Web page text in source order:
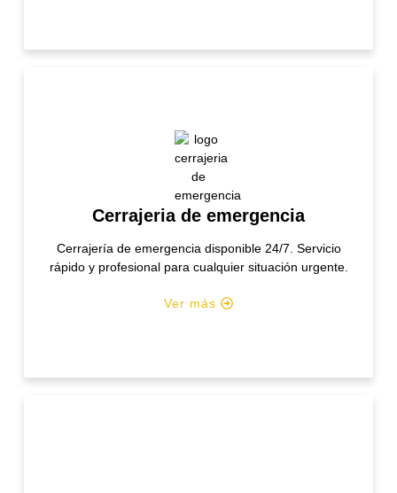
Cerrajeria de emergencia
Cerrajería de emergencia disponible 24/7. Servicio
rápido y profesional para cualquier situación urgente.
Ver más